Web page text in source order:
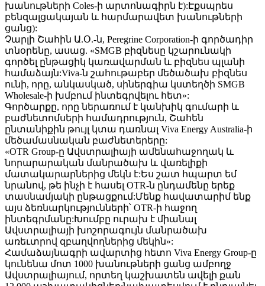
խանութների Coles-ի արտոնագիրն է):Էքսպրես
բենզալցակայան և հարմարավետ խանութների
ցանց):
Չարլի Շահին Ա.Օ.-ն, Peregrine Corporation-ի գործադիր
տնօրենը, ասաց. «SMGB բիզնեսը կշարունակի
գործել ընթացիկ կառավարման և բիզնես պլանի
համաձայն:Viva-ն շահութաբեր մեծածախ բիզնես
ունի, որը, անկասկած, սիներգիա կստեղծի SMGB
Wholesale-ի խմբում ինտեգրվելու հետ»:
Գործարքը, որը ներառում է կանխիկ գումարի և
բաժնետոմսերի համադրություն, Շահեն
ընտանիքին թույլ կտա դառնալ Viva Energy Australia-ի
մեծամասնական բաժնետերերը:
«OTR Group-ը Ավստրալիայի ամենահաջողակ և
նորարարական մանրածախ և վառելիքի
մատակարարներից մեկն է:Ես շատ հպարտ եմ
նրանով, թե ինչի է հասել OTR-ն ընդամենը երեք
տասնամյակի ընթացքում:Մենք հավատարիմ ենք
այս ձեռնարկությունների՝ OTR-ի հաջող
ինտեգրմանը:Խումբը ուրախ է միանալ
Ավստրալիայի խոշորագույն մանրածախ
առեւտրով զբաղվողներից մեկին»:
Համաձայնագրի ավարտից հետո Viva Energy Group-ը
կունենա մոտ 1000 խանութների ցանց ամբողջ
Ավստրալիայում, որտեղ կաշխատեն ավելի քան